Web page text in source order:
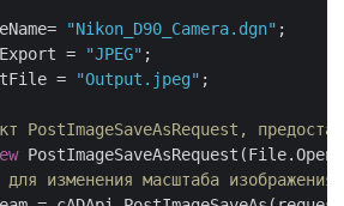
"Nikon_D90_Camera.dgn" ;
= "JPEG" ;
= "Output.jpeg" ;
PostImageSaveAsRequest,
изменения масштаба изображения